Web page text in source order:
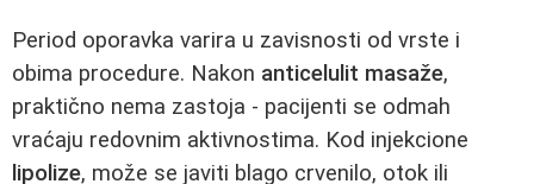
Period oporavka varira u zavisnosti od vrste i
obima procedure. Nakon anticelulit masaže,
praktično nema zastoja - pacijenti se odmah
vraćaju redovnim aktivnostima. Kod injekcione
lipolize, može se javiti blago crvenilo, otok ili